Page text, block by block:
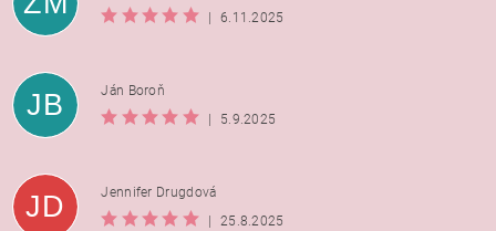
6.11.2025
JB
Ján Boroň
5.9.2025
JD
Jennifer Drugdová
25.8.2025